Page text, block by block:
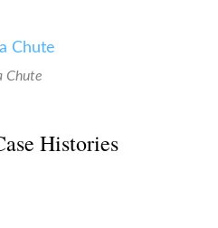
Chute
Histories